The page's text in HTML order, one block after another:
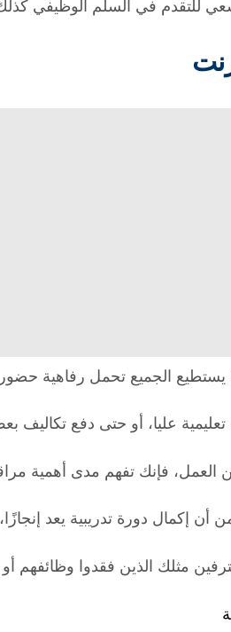
للتقدم في السلم الوظيفي
الجميع تحمل رفاهية
عليا، أو حتى دفع تكاليف بعض
فإنك تفهم مدى أهمية
إكمال دورة تدريبية يعد
مثلك الذين فقدوا وظائفهم